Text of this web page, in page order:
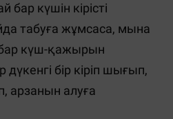
бар күшін кірісті
табуға жұмсаса, мына
күш-қажырын
бір кіріп шығып,
арзанын алуға